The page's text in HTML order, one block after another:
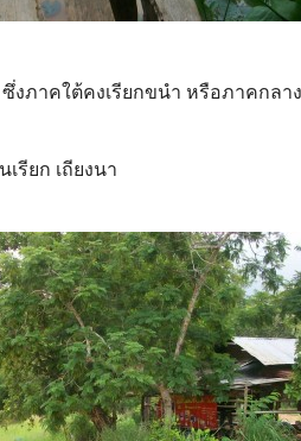
ซึ่งภาคใต้คงเรียกขนำ หรือภาคกล
รียก เถียงนา